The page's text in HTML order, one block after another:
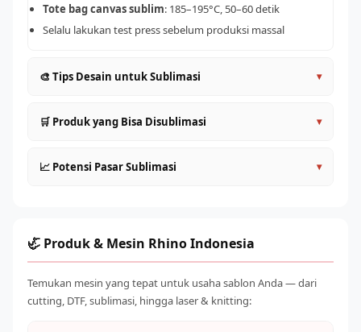
Tote bag canvas sublim: 185–195°C, 50–60 detik
Selalu lakukan test press sebelum produksi massal
🎨 Tips Desain untuk Sublimasi ▾
yang lebih akurat
menghindari pinggiran putih
Simpan dalam format TIFF atau PDF untuk kualitas cetak
terbaik
🛒 Produk yang Bisa Disublimasi ▾
tim)
Tote bag, case HP, bantal, selimut fleece
Produk korporat: ID card holder, lanyard, merchandise
kantor
📈 Potensi Pasar Sublimasi ▾
gathering), korporat (merchandise promosi), dan personal
🦏 Produk & Mesin Rhino Indonesia
Temukan mesin yang tepat untuk usaha sablon Anda — dari
cutting, DTF, sublimasi, hingga laser & knitting: